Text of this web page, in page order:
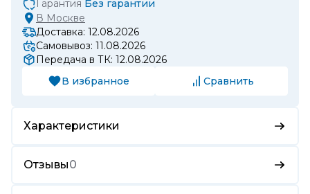
Гарантия Без гарантии
В Москве
Доставка: 12.08.2026
Самовывоз: 11.08.2026
Передача в ТК: 12.08.2026
В избранное
Сравнить
Характеристики
Отзывы0